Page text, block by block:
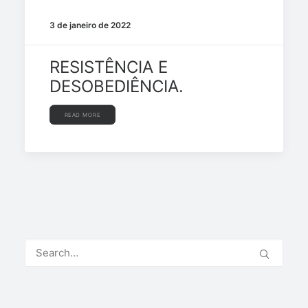
3 de janeiro de 2022
RESISTÊNCIA E
DESOBEDIÊNCIA.
READ MORE